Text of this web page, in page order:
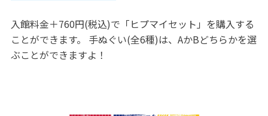
入館料金＋760円(税込)で「ヒプマイセット」を購入する
ことができます。 手ぬぐい(全6種)は、AかBどちらかを選
ぶことができますよ！